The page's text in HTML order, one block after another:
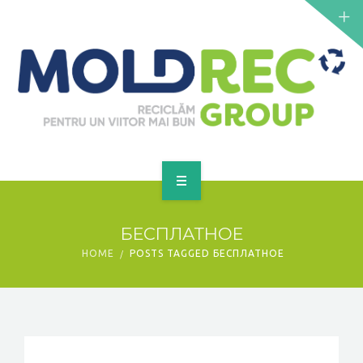
SERVICII
PUNCTE DE COLECTARE
БЕСПЛАТНОЕ
HOME POSTS TAGGED БЕСПЛАТНОЕ